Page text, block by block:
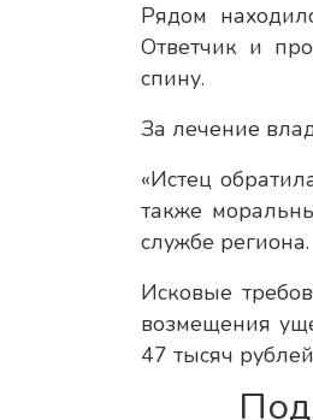
Рядом
Ответчик и
спину.
За лечение
«Истец
также
службе региона.
Исковые
возмещения
47 тысяч